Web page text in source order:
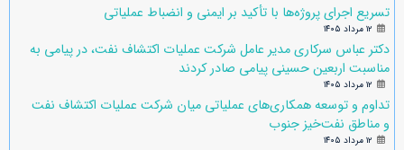
تسریع اجرای پروژه‌ها با تأکید بر ایمنی و انضباط عملیاتی
۱۲ مرداد ۱۴۰۵
دکتر عباس سرکاری مدیر عامل شرکت عملیات اکتشاف نفت، در پیامی به
مناسبت اربعین حسینی پیامی صادر کردند
۱۲ مرداد ۱۴۰۵
تداوم و توسعه همکاری‌های عملیاتی میان شرکت عملیات اکتشاف نفت
و مناطق نفت‌خیز جنوب
۱۲ مرداد ۱۴۰۵